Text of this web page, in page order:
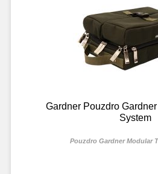
Gardner Pouzdro
System
Pouzdro Gardner Modular